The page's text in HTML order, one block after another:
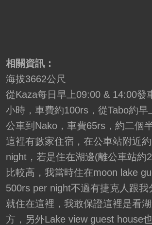
相關資訊：
海拔3662公尺
從Kaza每日早上09:00 & 14:00發
小時，車費約100rs，從Tabo約早
公車到Nako，車費65rs，約二個半
這裡有數家住宿，在公車站附近
night，若是住在湖邊(離公車站約
比較高，我當時住在moon lake
500rs per night不過有捷克人跟我
就住在這裡，我敢保證這裡是看
方，另外Lake view guest house